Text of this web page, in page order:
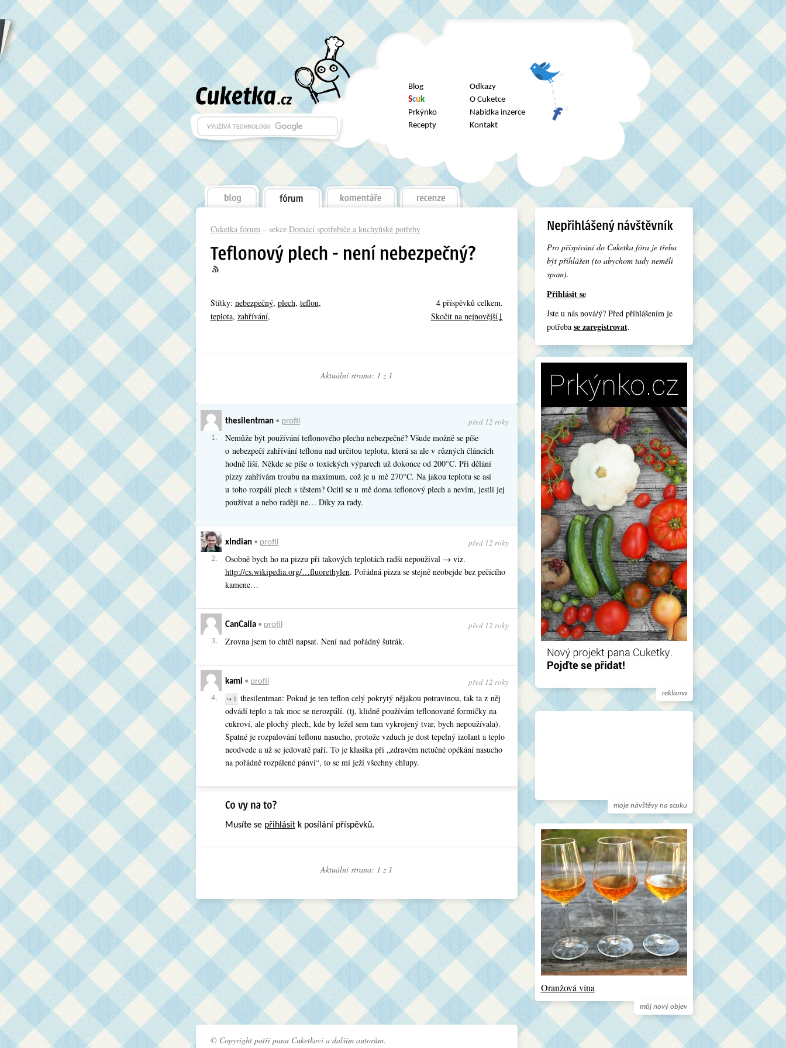
Blog
Scuk
Prkýnko
Recepty
Odkazy
O Cuketce
Nabídka inzerce
Kontakt
Cuketka fórum– sekce Domácí spotřebiče a kuchyňské potřeby
Štítky: nebezpečný, plech, teflon,
teplota, zahřívání,
4 příspěvků celkem.
Skočit na nejnovější↓
Aktuální strana: 1 z 1
1.
thesilentman• profil před 12 roky
Nemůže být používání teflonového plechu nebezpečné? Všude možně se píše
o nebezpečí zahřívání teflonu nad určitou teplotu, která sa ale v různých článcích
hodně liší. Někde se píše o toxických výparech už dokonce od 200°C. Při dělání
pizzy zahřívám troubu na maximum, což je u mě 270°C. Na jakou teplotu se asi
u toho rozpálí plech s těstem? Ocitl se u mě doma teflonový plech a nevím, jestli jej
používat a nebo raději ne… Díky za rady.
2.
xIndian• profil před 12 roky
Osobně bych ho na pizzu při takových teplotách radši nepoužíval → viz.
http://cs.wikipedia.org/…fluorethylen. Pořádná pizza se stejně neobejde bez pečícího
kamene…
3.
CanCalla• profil před 12 roky
Zrovna jsem to chtěl napsat. Není nad pořádný šutrák.
4.
kami • profil před 12 roky
↪ 1 thesilentman: Pokud je ten teflon celý pokrytý nějakou potravinou, tak ta z něj
odvádí teplo a tak moc se nerozpálí. (tj, klidně používám teflonované formičky na
cukroví, ale plochý plech, kde by ležel sem tam vykrojený tvar, bych nepoužívala).
Špatné je rozpalování teflonu nasucho, protože vzduch je dost tepelný izolant a teplo
neodvede a už se jedovatě paří. To je klasika při „zdravém netučné opékání nasucho
na pořádně rozpálené pánvi“, to se mi ježí všechny chlupy.
Musíte se přihlásitk posílání příspěvků.
Aktuální strana: 1 z 1
Pro přispívání do Cuketka fóra je třeba
být přihlášen (to abychom tady neměli
spam).
Přihlásit se
Jste u nás nová/ý? Před přihlášením je
potřeba se zaregistrovat.
reklama
moje návštěvy na scuku
můj nový objev
Oranžová vína
© Copyright patří panu Cuketkovi a dalším autorům.